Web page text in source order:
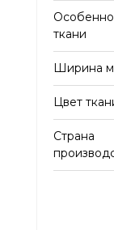
ткани
Ширина
Цвет
Страна